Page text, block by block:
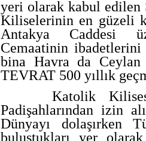
yeri olarak kabul edilen
Kiliselerinin en güzeli
Antakya Caddesi
Cemaatinin ibadetlerini
bina Havra da Ceylan
TEVRAT 500 yıllık
Katolik Kilisesi
Padişahlarından izin
Dünyayı dolaşırken
buluştukları yer